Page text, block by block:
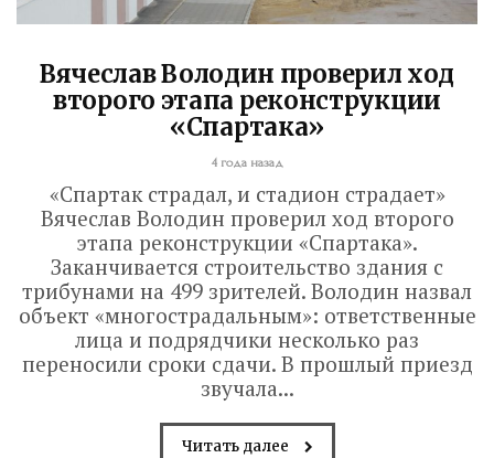
Вячеслав Володин проверил ход
второго этапа реконструкции
«Спартака»
4 года назад
«Спартак страдал, и стадион страдает»
Вячеслав Володин проверил ход второго
этапа реконструкции «Спартака».
Заканчивается строительство здания с
трибунами на 499 зрителей. Володин назвал
объект «многострадальным»: ответственные
лица и подрядчики несколько раз
переносили сроки сдачи. В прошлый приезд
звучала...
Читать далее